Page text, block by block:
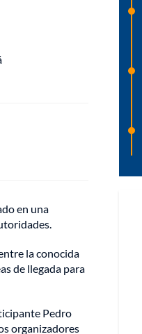
en una
la conocida
de llegada para
Pedro
organizadores